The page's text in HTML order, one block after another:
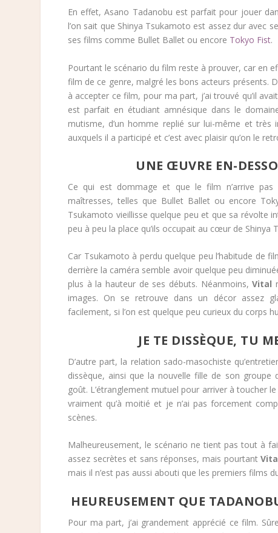
En effet, Asano Tadanobu est parfait pour jouer
l’on sait que Shinya Tsukamoto est assez dur avec
ses films comme Bullet Ballet ou encore Tokyo Fist.
Pourtant le scénario du film reste à prouver, car en
film de ce genre, malgré les bons acteurs présents.
à accepter ce film, pour ma part, j’ai trouvé qu’il
est parfait en étudiant amnésique dans le
mutisme, d’un homme replié sur lui-même et
auxquels il a participé et c’est avec plaisir qu’on le
UNE ŒUVRE EN-
Ce qui est dommage et que le film n’arrive
maîtresses, telles que Bullet Ballet ou encore
Tsukamoto vieillisse quelque peu et que sa révolte
peu à peu la place qu’ils occupait au cœur de Shinya
Car Tsukamoto à perdu quelque peu l’habitude de
derrière la caméra semble avoir quelque peu
plus à la hauteur de ses débuts. Néanmoins,Vital
images. On se retrouve dans un décor assez
facilement, si l’on est quelque peu curieux du corps
JE TE DISSÈQUE, TU
D’autre part, la relation sado-masochiste
dissèque, ainsi que la nouvelle fille de son groupe
goût. L’étranglement mutuel pour arriver à toucher
vraiment qu’à moitié et je n’ai pas forcement
scènes.
Malheureusement, le scénario ne tient pas tout à
assez secrètes et sans réponses, mais pourtant
mais il n’est pas aussi abouti que les premiers films
HEUREUSEMENT QUE
Pour ma part, j’ai grandement apprécié ce film.